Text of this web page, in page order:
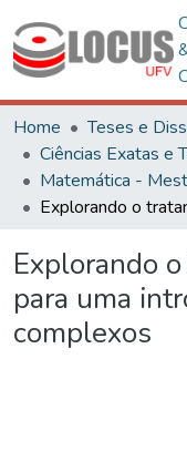
Home
Teses e
Explorando
para uma
complexos